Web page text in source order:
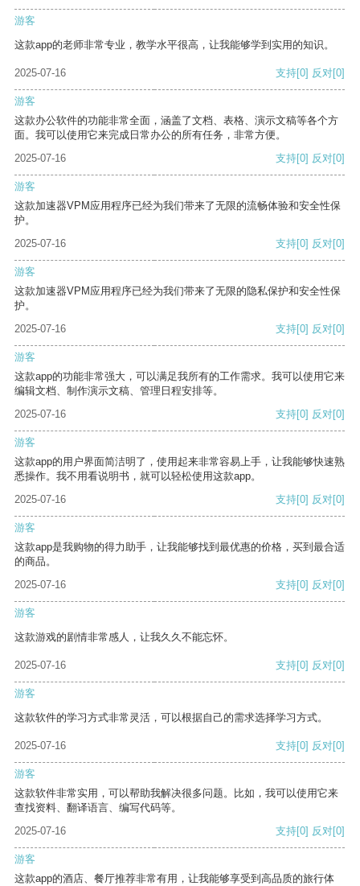
游客
这款app的老师非常专业，教学水平很高，让我能够学到实用的知识。
2025-07-16 支持[0] 反对[0]
游客
这款办公软件的功能非常全面，涵盖了文档、表格、演示文稿等各个方
面。我可以使用它来完成日常办公的所有任务，非常方便。
2025-07-16
支持[0] 反对[0]
游客
这款加速器VPM应用程序已经为我们带来了无限的流畅体验和安全性保
护。
2025-07-16
支持[0] 反对[0]
游客
这款加速器VPM应用程序已经为我们带来了无限的隐私保护和安全性保
护。
2025-07-16
支持[0] 反对[0]
游客
这款app的功能非常强大，可以满足我所有的工作需求。我可以使用它来
编辑文档、制作演示文稿、管理日程安排等。
2025-07-16
支持[0] 反对[0]
游客
这款app的用户界面简洁明了，使用起来非常容易上手，让我能够快速熟
悉操作。我不用看说明书，就可以轻松使用这款app。
2025-07-16
支持[0] 反对[0]
游客
这款app是我购物的得力助手，让我能够找到最优惠的价格，买到最合适
的商品。
2025-07-16
支持[0] 反对[0]
游客
这款游戏的剧情非常感人，让我久久不能忘怀。
2025-07-16 支持[0] 反对[0]
游客
这款软件的学习方式非常灵活，可以根据自己的需求选择学习方式。
2025-07-16 支持[0] 反对[0]
游客
这款软件非常实用，可以帮助我解决很多问题。比如，我可以使用它来
查找资料、翻译语言、编写代码等。
2025-07-16
支持[0] 反对[0]
游客
这款app的酒店、餐厅推荐非常有用，让我能够享受到高品质的旅行体